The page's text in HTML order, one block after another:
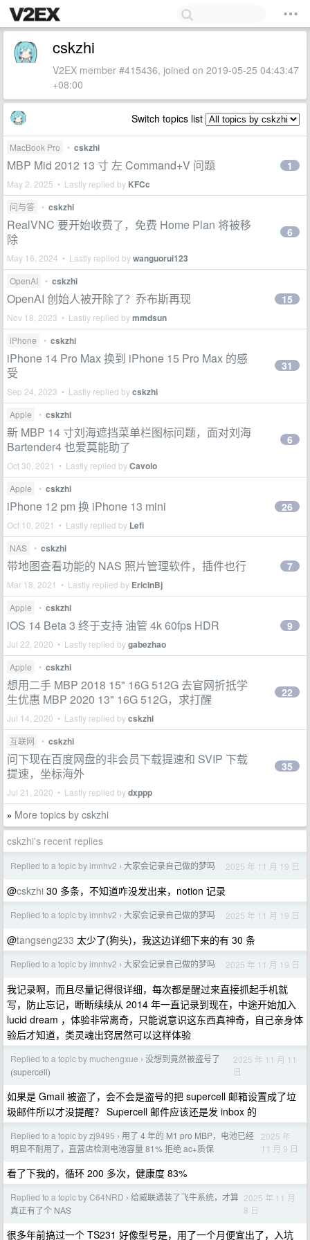
cskzhi
V2EX member #415436, joined on 2019-05-25 04:43:47
+08:00
Switch topics list
MacBook Pro • cskzhi
MBP Mid 2012 13 寸 左 Command+V 问题
May 2, 2025 • Lastly replied by KFCc
1
问与答 • cskzhi
RealVNC 要开始收费了，免费 Home Plan 将被移
除
May 16, 2024 • Lastly replied bywanguorui123
6
OpenAI • cskzhi
OpenAI 创始人被开除了？乔布斯再现
Nov 18, 2023 • Lastly replied bymmdsun
15
iPhone • cskzhi
iPhone 14 Pro Max 换到 iPhone 15 Pro Max 的感
受
Sep 24, 2023 • Lastly replied bycskzhi
31
Apple • cskzhi
新 MBP 14 寸刘海遮挡菜单栏图标问题，面对刘海
Bartender4 也爱莫能助了
Oct 30, 2021 • Lastly replied byCavolo
6
Apple • cskzhi
iPhone 12 pm 换 iPhone 13 mini
Oct 10, 2021 • Lastly replied by Lefi
26
NAS • cskzhi
带地图查看功能的 NAS 照片管理软件，插件也行
Mar 18, 2021 • Lastly replied by EricInBj
7
Apple • cskzhi
iOS 14 Beta 3 终于支持 油管 4k 60fps HDR
Jul 22, 2020 • Lastly replied bygabezhao
9
Apple • cskzhi
想用二手 MBP 2018 15" 16G 512G 去官网折抵学
生优惠 MBP 2020 13" 16G 512G，求打醒
Jul 14, 2020 • Lastly replied bycskzhi
22
互联网 • cskzhi
问下现在百度网盘的非会员下载提速和 SVIP 下载
提速，坐标海外
Jul 21, 2020 • Lastly replied bydxppp
35
» More topics by cskzhi
cskzhi's recent replies
Replied to a topic by imnhv2 › 大家会记录自己做的梦吗 2025 年 11 月 19 日
@cskzhi 30 多条，不知道咋没发出来，notion 记录
Replied to a topic by imnhv2 › 大家会记录自己做的梦吗 2025 年 11 月 19 日
@tangseng233 太少了(狗头)，我这边详细下来的有 30 条
Replied to a topic by imnhv2 › 大家会记录自己做的梦吗 2025 年 11 月 19 日
我记录啊，而且尽量记得很详细，每次都是醒过来直接抓起手机就
写，防止忘记，断断续续从 2014 年一直记录到现在，中途开始加入
lucid dream ，体验非常离奇，只能说意识这东西真神奇，自己亲身体
验后才知道，类灵魂出窍居然可以这样体验
Replied to a topic by muchengxue › 没想到竟然被盗号了
(supercell)
2025 年 11 月 11
日
如果是 Gmail 被盗了，会不会是盗号的把 supercell 邮箱设置成了垃
圾邮件所以才没提醒？ Supercell 邮件应该还是发 inbox 的
Replied to a topic by zj9495 › 用了 4 年的 M1 pro MBP，电池已经
明显不耐用了，直营店检测电池容量 81% 拒绝 ac+质保
2025 年
11 月 9 日
看了下我的，循环 200 多次，健康度 83%
Replied to a topic by C64NRD › 给威联通装了飞牛系统，才算
真正有了个 NAS
2025 年 11 月
8 日
很多年前搞过一个 TS231 好像型号是，用了一个月便宜出了，入坑